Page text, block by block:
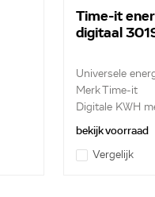
Time-it
digitaal
Universele
Merk Time-it
Digitale KWH
bekijk voorraad
Vergelijk